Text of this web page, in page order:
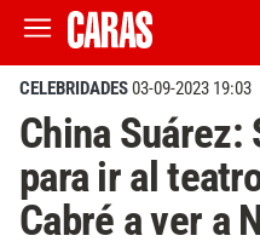
CELEBRIDADES03-09-2023 19:03
China
para ir al
Cabré a ver a